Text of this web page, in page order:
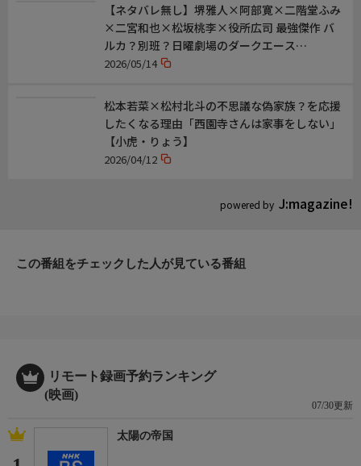
powered by J:magazine!
【ネタバレ無し】堺雅人×阿部寛×二階堂ふみ
×二宮和也×松坂桃李×役所広司 最強傑作 バ
ルカ？別班？日曜劇場のダークエース
「VIVANT」【小虎・りょう】
2026/05/14
松本若菜×松村北斗の不思議な偽家族？を応援
したくなる理由「西園寺さんは家事をしない」
【小虎・りょう】
2026/04/12
この番組をチェックした人が見ている番組
リモート録画予約ランキング
(映画)
07/30更新
太陽の帝国